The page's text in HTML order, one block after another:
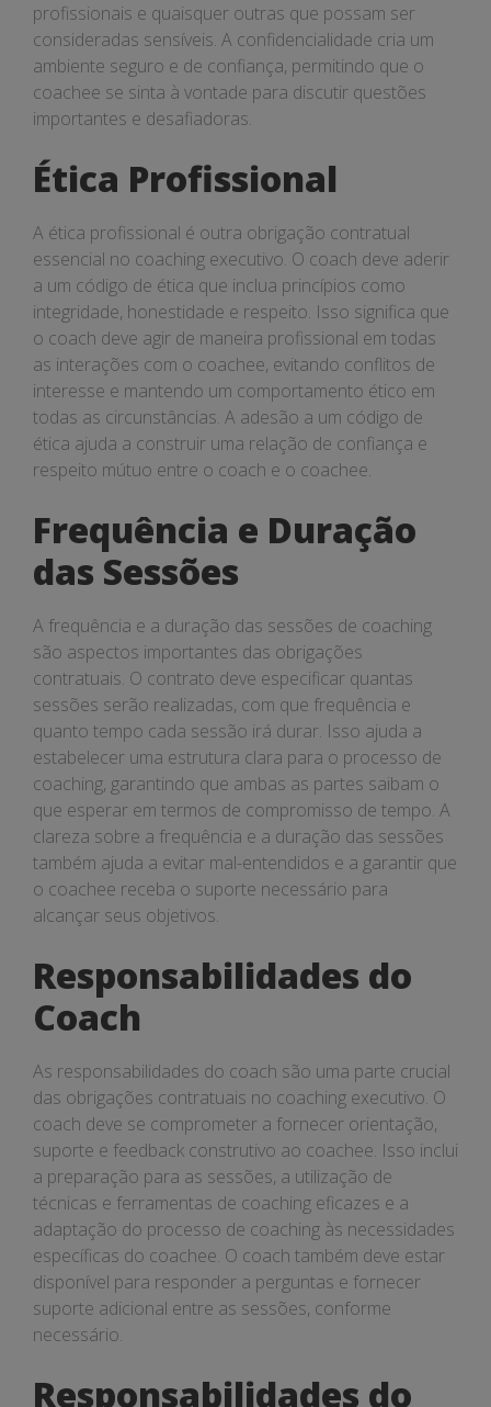
profissionais e quaisquer outras que possam ser
consideradas sensíveis. A confidencialidade cria um
ambiente seguro e de confiança, permitindo que o
coachee se sinta à vontade para discutir questões
importantes e desafiadoras.
Ética Profissional
A ética profissional é outra obrigação contratual
essencial no coaching executivo. O coach deve aderir
a um código de ética que inclua princípios como
integridade, honestidade e respeito. Isso significa que
o coach deve agir de maneira profissional em todas
as interações com o coachee, evitando conflitos de
interesse e mantendo um comportamento ético em
todas as circunstâncias. A adesão a um código de
ética ajuda a construir uma relação de confiança e
respeito mútuo entre o coach e o coachee.
Frequência e Duração
das Sessões
A frequência e a duração das sessões de coaching
são aspectos importantes das obrigações
contratuais. O contrato deve especificar quantas
sessões serão realizadas, com que frequência e
quanto tempo cada sessão irá durar. Isso ajuda a
estabelecer uma estrutura clara para o processo de
coaching, garantindo que ambas as partes saibam o
que esperar em termos de compromisso de tempo. A
clareza sobre a frequência e a duração das sessões
também ajuda a evitar mal-entendidos e a garantir que
o coachee receba o suporte necessário para
alcançar seus objetivos.
Responsabilidades do
Coach
As responsabilidades do coach são uma parte crucial
das obrigações contratuais no coaching executivo. O
coach deve se comprometer a fornecer orientação,
suporte e feedback construtivo ao coachee. Isso inclui
a preparação para as sessões, a utilização de
técnicas e ferramentas de coaching eficazes e a
adaptação do processo de coaching às necessidades
específicas do coachee. O coach também deve estar
disponível para responder a perguntas e fornecer
suporte adicional entre as sessões, conforme
necessário.
Responsabilidades do